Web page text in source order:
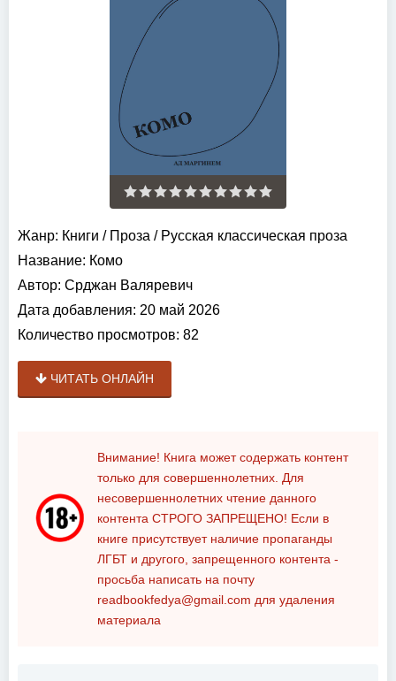
Жанр: Книги / Проза / Русская классическая проза
Название: Комо
Автор: Срджан Валяревич
Дата добавления: 20 май 2026
Количество просмотров: 82
ЧИТАТЬ ОНЛАЙН
Внимание! Книга может содержать контент
только для совершеннолетних. Для
несовершеннолетних чтение данного
контента СТРОГО ЗАПРЕЩЕНО! Если в
книге присутствует наличие пропаганды
ЛГБТ и другого, запрещенного контента -
просьба написать на почту
readbookfedya@gmail.com для удаления
материала